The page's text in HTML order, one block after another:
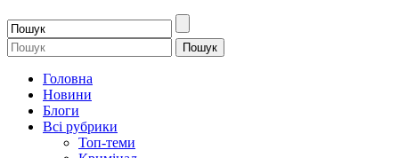
Головна
Новини
Блоги
Всі рубрики
Топ-теми